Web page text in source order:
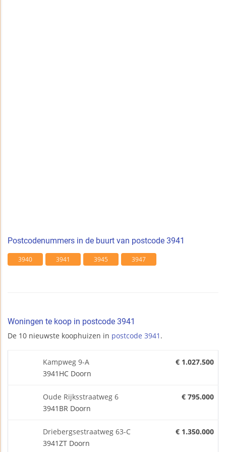
Postcodenummers in de buurt van postcode 3941
3940 3941 3945 3947
Woningen te koop in postcode 3941
De 10 nieuwste koophuizen in postcode 3941 .
Kampweg 9-A
3941HC Doorn
€ 1.027.500
Oude Rijksstraatweg 6
3941BR Doorn
€ 795.000
Driebergsestraatweg 63-C
3941ZT Doorn
€ 1.350.000